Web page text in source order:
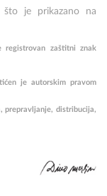
je prikazano na
registrovan zaštitni znak
je autorskim pravom
prepravljanje, distribucija,